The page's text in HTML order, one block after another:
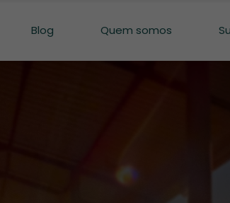
Blog Quem somos